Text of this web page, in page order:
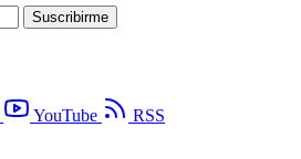
Suscribirme
YouTube RSS